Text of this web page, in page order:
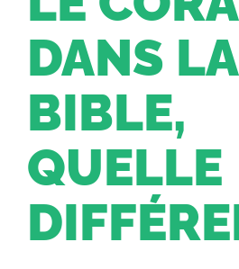
DANS LA
BIBLE,
QUELLE